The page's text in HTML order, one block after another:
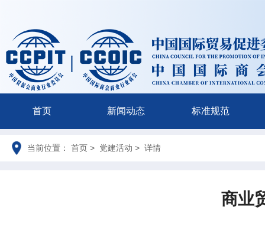
首页 新闻动态 标准规范
当前位置： 首页 > 党建活动 > 详情
商业